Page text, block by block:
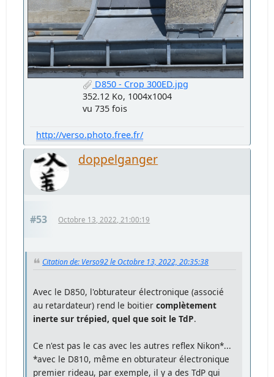
D850 - Crop 300ED.jpg
352.12 Ko, 1004x1004
vu 735 fois
http://verso.photo.free.fr/
doppelganger
#53 Octobre 13, 2022, 21:00:19
Citation de: Verso92 le Octobre 13, 2022, 20:35:38
Avec le D850, l'obturateur électronique (associé
au retardateur) rend le boitiercomplètement
inerte sur trépied, quel que soit le TdP.
Ce n'est pas le cas avec les autres reflex Nikon*...
*avec le D810, même en obturateur électronique
premier rideau, par exemple, il y a des TdP qui